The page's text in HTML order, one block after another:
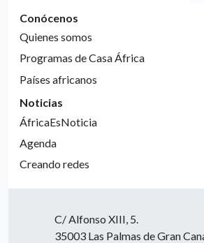
Conócenos
Quienes somos
Programas de Casa África
Países africanos
Noticias
ÁfricaEsNoticia
Agenda
Creando redes
C/ Alfonso XIII, 5.
35003 Las Palmas de Gran